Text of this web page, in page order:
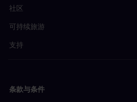
社区
可持续旅游
支持
条款与条件